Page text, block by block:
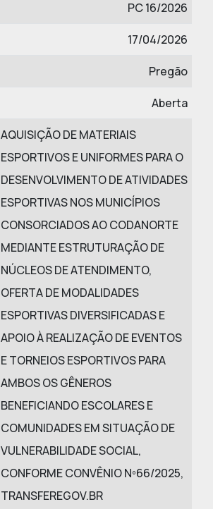
PC 16/2026
17/04/2026
Pregão
Aberta
AQUISIÇÃO DE MATERIAIS
ESPORTIVOS E UNIFORMES PARA O
DESENVOLVIMENTO DE ATIVIDADES
ESPORTIVAS NOS MUNICÍPIOS
CONSORCIADOS AO CODANORTE
MEDIANTE ESTRUTURAÇÃO DE
NÚCLEOS DE ATENDIMENTO,
OFERTA DE MODALIDADES
ESPORTIVAS DIVERSIFICADAS E
APOIO À REALIZAÇÃO DE EVENTOS
E TORNEIOS ESPORTIVOS PARA
AMBOS OS GÊNEROS
BENEFICIANDO ESCOLARES E
COMUNIDADES EM SITUAÇÃO DE
VULNERABILIDADE SOCIAL,
CONFORME CONVÊNIO Nº66/2025,
TRANSFEREGOV.BR